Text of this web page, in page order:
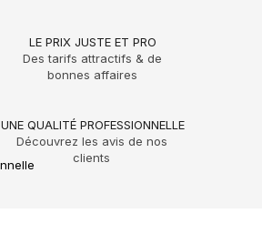
LE PRIX JUSTE ET PRO
Des tarifs attractifs & de
bonnes affaires
UNE QUALITÉ PROFESSIONNELLE
Découvrez les avis de nos
clients